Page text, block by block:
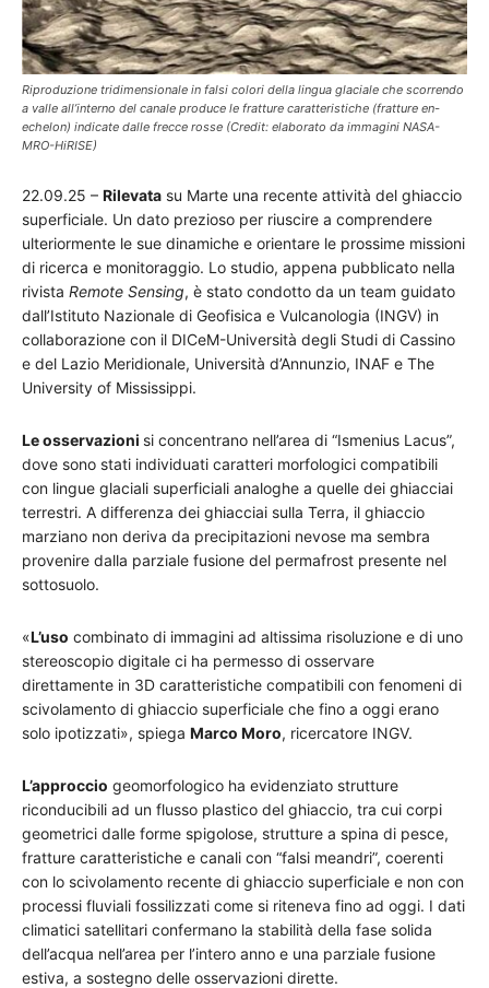
Riproduzione tridimensionale in falsi colori della lingua glaciale che scorrendo
a valle all’interno del canale produce le fratture caratteristiche (fratture en-
echelon) indicate dalle frecce rosse (Credit: elaborato da immagini NASA-
MRO-HiRISE)
22.09.25 – Rilevata su Marte una recente attività del ghiaccio
superficiale. Un dato prezioso per riuscire a comprendere
ulteriormente le sue dinamiche e orientare le prossime missioni
di ricerca e monitoraggio. Lo studio, appena pubblicato nella
rivista Remote Sensing, è stato condotto da un team guidato
dall’Istituto Nazionale di Geofisica e Vulcanologia (INGV) in
collaborazione con il DICeM-Università degli Studi di Cassino
e del Lazio Meridionale, Università d’Annunzio, INAF e The
University of Mississippi.
Le osservazioni si concentrano nell’area di “Ismenius Lacus”,
dove sono stati individuati caratteri morfologici compatibili
con lingue glaciali superficiali analoghe a quelle dei ghiacciai
terrestri. A differenza dei ghiacciai sulla Terra, il ghiaccio
marziano non deriva da precipitazioni nevose ma sembra
provenire dalla parziale fusione del permafrost presente nel
sottosuolo.
«L’uso combinato di immagini ad altissima risoluzione e di uno
stereoscopio digitale ci ha permesso di osservare
direttamente in 3D caratteristiche compatibili con fenomeni di
scivolamento di ghiaccio superficiale che fino a oggi erano
solo ipotizzati», spiega Marco Moro, ricercatore INGV.
L’approccio geomorfologico ha evidenziato strutture
riconducibili ad un flusso plastico del ghiaccio, tra cui corpi
geometrici dalle forme spigolose, strutture a spina di pesce,
fratture caratteristiche e canali con “falsi meandri”, coerenti
con lo scivolamento recente di ghiaccio superficiale e non con
processi fluviali fossilizzati come si riteneva fino ad oggi. I dati
climatici satellitari confermano la stabilità della fase solida
dell’acqua nell’area per l’intero anno e una parziale fusione
estiva, a sostegno delle osservazioni dirette.